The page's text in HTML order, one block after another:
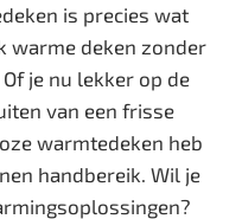
is precies wat
warme deken zonder
je nu lekker op de
van een frisse
warmtedeken heb
handbereik. Wil je